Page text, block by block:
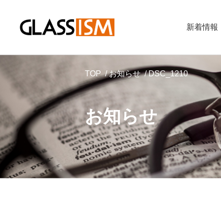
新着情報
お知らせ
TOP お知らせ DSC_1210